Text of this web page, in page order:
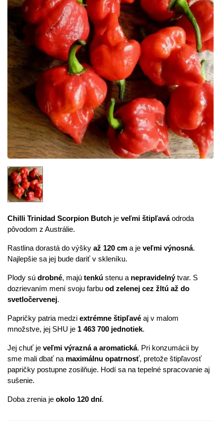
Chilli Trinidad Scorpion Butch je veľmi štipľaváodroda
pôvodom z Austrálie.
Rastlina dorastá do výšky až 120 cm a je veľmi výnosná.
Najlepšie sa jej bude dariť v skleníku.
Plody sú drobné, majú tenkú stenu a nepravidelnýtvar. S
dozrievaním mení svoju farbu od zelenej cez žltú až do
svetločervenej.
Papričky patria medzi extrémne štipľavé aj v malom
množstve, jej SHU je 1 463 700 jednotiek.
Jej chuť je veľmi výrazná a aromatická. Pri konzumácii by
sme mali dbať na maximálnu opatrnosť, pretože štipľavosť
papričky postupne zosilňuje. Hodí sa na tepelné spracovanie aj
sušenie.
Doba zrenia je okolo 120 dní.